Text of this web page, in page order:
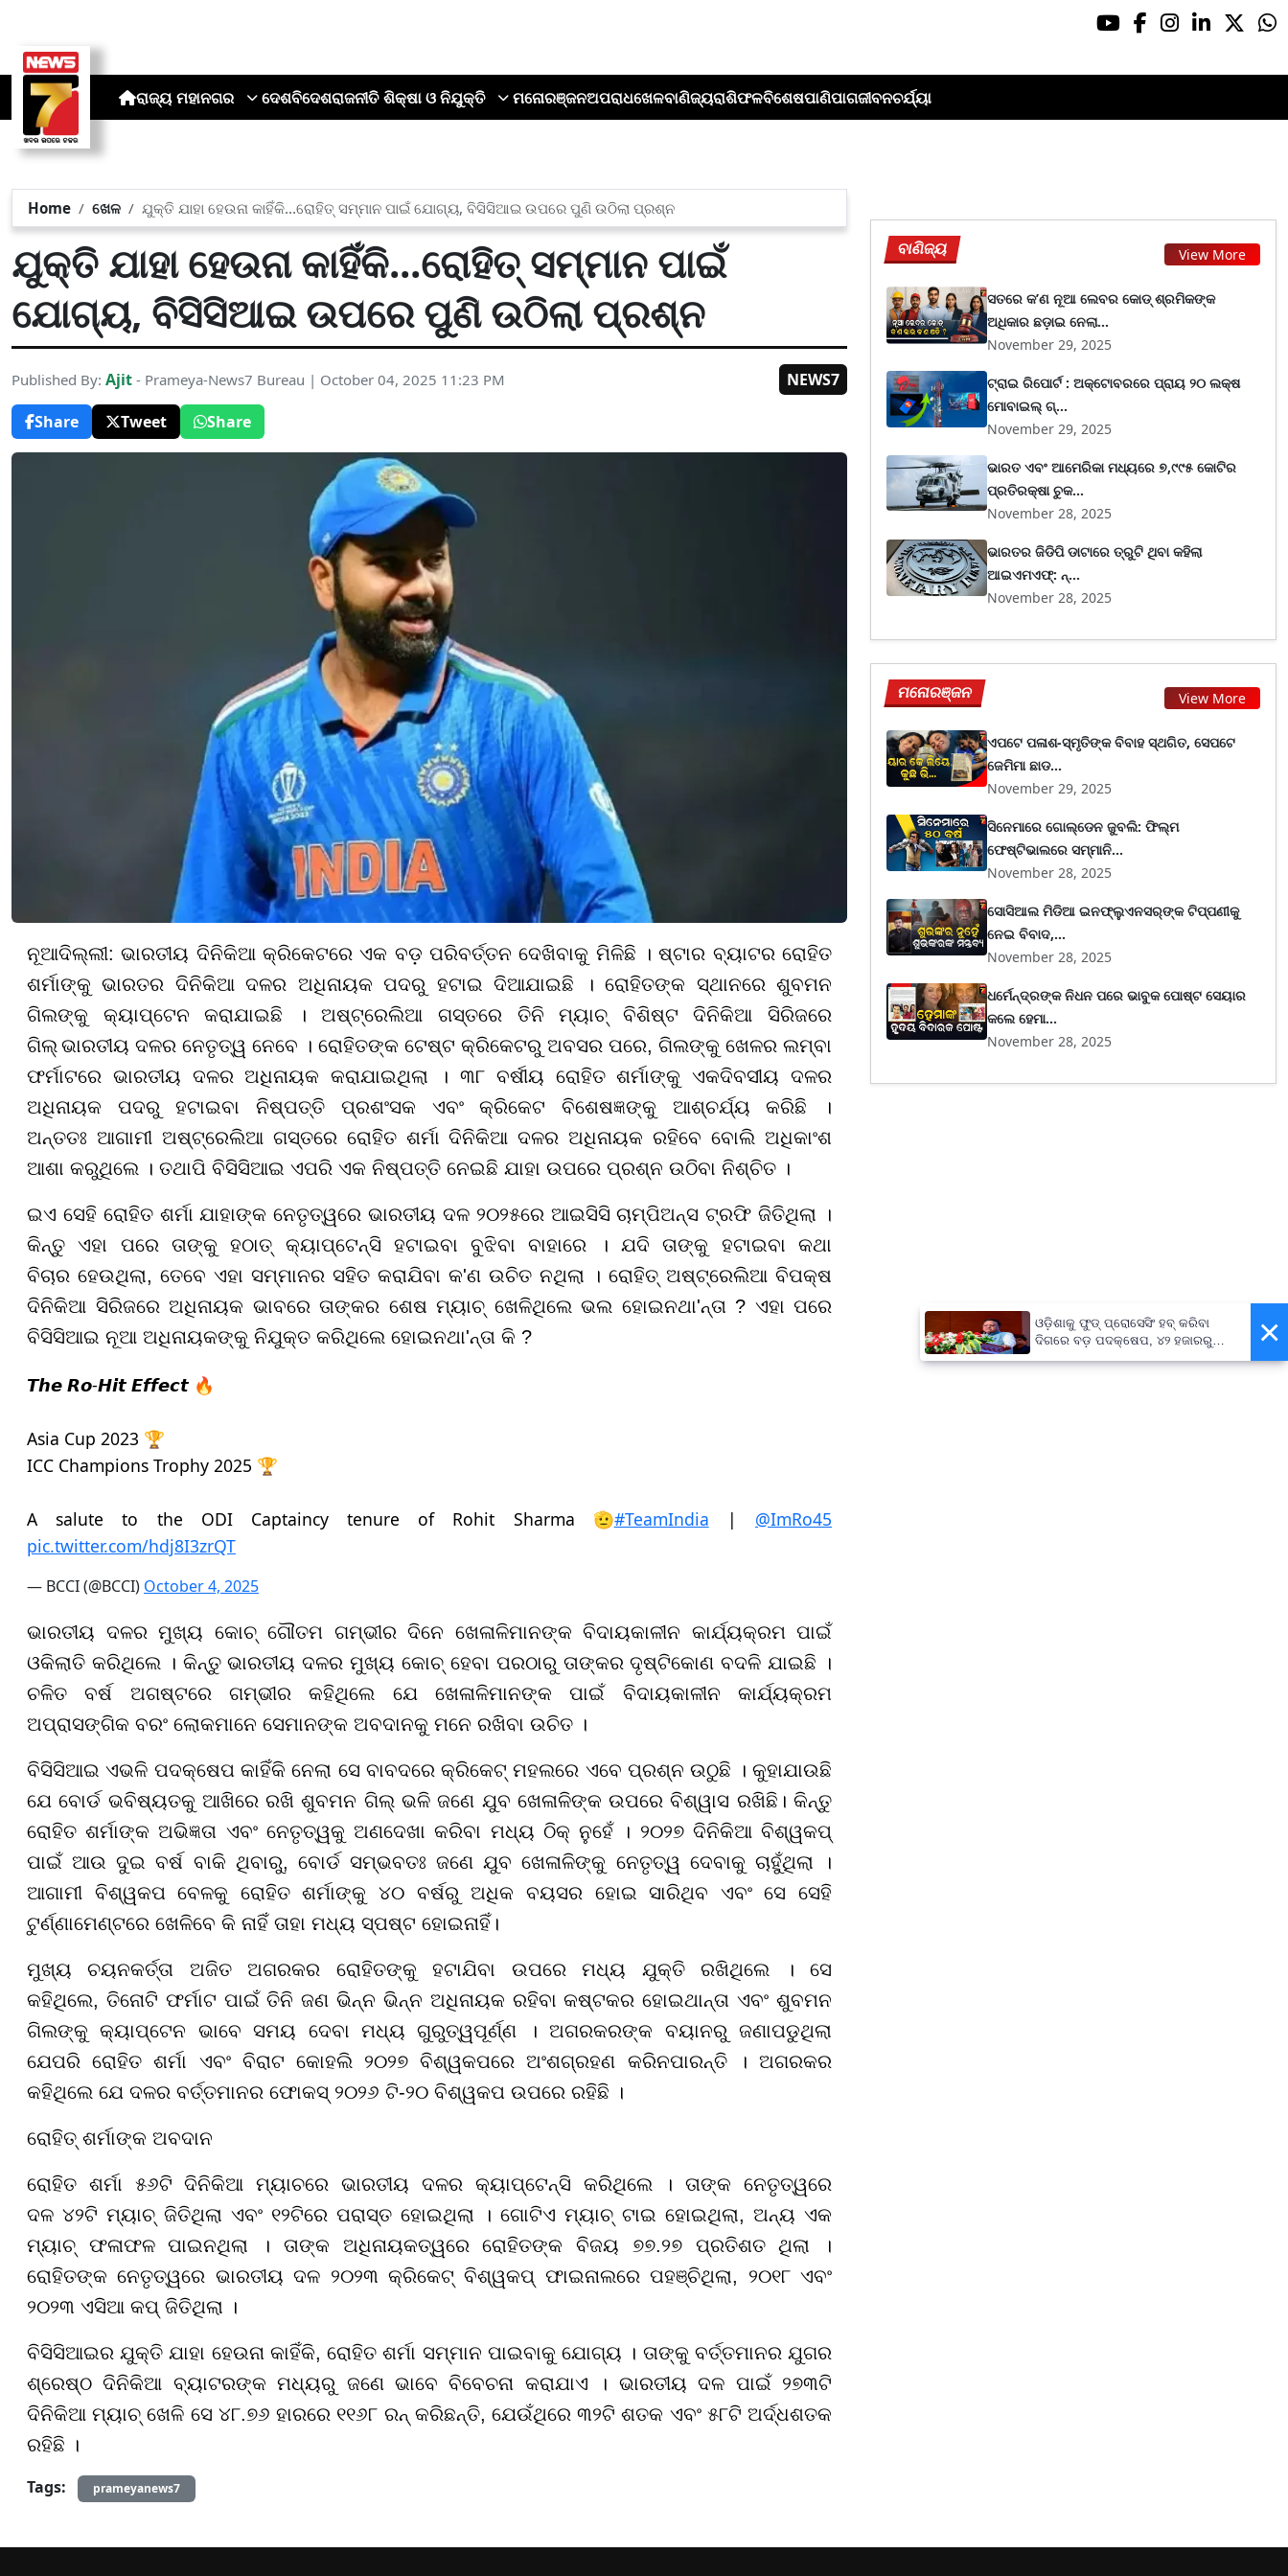
ରାଜ୍ୟ ମହାନଗର ଦେଶବିଦେଶରାଜନୀତି ଶିକ୍ଷା ଓ ନିଯୁକ୍ତି ମନୋରଞ୍ଜନଅପରାଧଖେଳବାଣିଜ୍ୟରାଶିଫଳବିଶେଷପାଣିପାଗଜୀବନଚର୍ଯ୍ୟା
Home ଖେଳ ଯୁକ୍ତି ଯାହା ହେଉନା କାହିଁକି...ରୋହିତ୍ ସମ୍ମାନ ପାଇଁ ଯୋଗ୍ୟ, ବିସିସିଆଇ ଉପରେ ପୁଣି ଉଠିଲା ପ୍ରଶ୍ନ
ଯୁକ୍ତି ଯାହା ହେଉନା କାହିଁକି...ରୋହିତ୍ ସମ୍ମାନ ପାଇଁ
ଯୋଗ୍ୟ, ବିସିସିଆଇ ଉପରେ ପୁଣି ଉଠିଲା ପ୍ରଶ୍ନ
Published By: Ajit - Prameya-News7 Bureau | October 04, 2025 11:23 PM
NEWS7
Share
Tweet Share
ନୂଆଦିଲ୍ଲୀ:ଭାରତୀୟ ଦିନିକିଆ କ୍ରିକେଟରେ ଏକ ବଡ଼ ପରିବର୍ତ୍ତନ ଦେଖିବାକୁ ମିଳିଛି । ଷ୍ଟାର ବ୍ୟାଟର ରୋହିତ
ଶର୍ମାଙ୍କୁ ଭାରତର ଦିନିକିଆ ଦଳର ଅଧିନାୟକ ପଦରୁ ହଟାଇ ଦିଆଯାଇଛି । ରୋହିତଙ୍କ ସ୍ଥାନରେ ଶୁବମନ
ଗିଲଙ୍କୁ କ୍ୟାପ୍ଟେନ କରାଯାଇଛି । ଅଷ୍ଟ୍ରେଲିଆ ଗସ୍ତରେ ତିନି ମ୍ୟାଚ୍ ବିଶିଷ୍ଟଦିନିକିଆସିରିଜରେ
ଗିଲ୍ ଭାରତୀୟ ଦଳର ନେତୃତ୍ୱ ନେବେ । ରୋହିତଙ୍କ ଟେଷ୍ଟ କ୍ରିକେଟରୁ ଅବସର ପରେ, ଗିଲଙ୍କୁ ଖେଳର ଲମ୍ବା
ଫର୍ମାଟରେ ଭାରତୀୟ ଦଳର ଅଧିନାୟକ କରାଯାଇଥିଲା । ୩୮ ବର୍ଷୀୟ ରୋହିତ ଶର୍ମାଙ୍କୁ ଏକଦିବସୀୟ ଦଳର
ଅଧିନାୟକ ପଦରୁ ହଟାଇବା ନିଷ୍ପତ୍ତି ପ୍ରଶଂସକ ଏବଂ କ୍ରିକେଟ ବିଶେଷଜ୍ଞଙ୍କୁ ଆଶ୍ଚର୍ଯ୍ୟ କରିଛି ।
ଅନ୍ତତଃ ଆଗାମୀ ଅଷ୍ଟ୍ରେଲିଆ ଗସ୍ତରେ ରୋହିତ ଶର୍ମାଦିନିକିଆଦଳର ଅଧିନାୟକ ରହିବେ ବୋଲି ଅଧିକାଂଶ
ଆଶା କରୁଥିଲେ । ତଥାପି ବିସିସିଆଇ ଏପରି ଏକ ନିଷ୍ପତ୍ତି ନେଇଛି ଯାହା ଉପରେ ପ୍ରଶ୍ନ ଉଠିବା ନିଶ୍ଚିତ ।
ଇଏ ସେହି ରୋହିତ ଶର୍ମା ଯାହାଙ୍କ ନେତୃତ୍ୱରେ ଭାରତୀୟ ଦଳ ୨୦୨୫ରେ ଆଇସିସି ଚାମ୍ପିଅନ୍ସ ଟ୍ରଫି ଜିତିଥିଲା ।
କିନ୍ତୁ ଏହା ପରେ ତାଙ୍କୁ ହଠାତ୍ କ୍ୟାପ୍ଟେନ୍ସି ହଟାଇବା ବୁଝିବା ବାହାରେ । ଯଦି ତାଙ୍କୁ ହଟାଇବା କଥା
ବିଚାର ହେଉଥିଲା, ତେବେ ଏହା ସମ୍ମାନର ସହିତ କରାଯିବା କ'ଣ ଉଚିତ ନଥିଲା । ରୋହିତ୍ ଅଷ୍ଟ୍ରେଲିଆ ବିପକ୍ଷ
ଦିନିକିଆ ସିରିଜରେ ଅଧିନାୟକ ଭାବରେ ତାଙ୍କର ଶେଷ ମ୍ୟାଚ୍ ଖେଳିଥିଲେ ଭଲ ହୋଇନଥା'ନ୍ତା ? ଏହା ପରେ
ବିସିସିଆଇ ନୂଆ ଅଧିନାୟକଙ୍କୁ ନିଯୁକ୍ତ କରିଥିଲେ ହୋଇନଥା'ନ୍ତା କି ?
𝙏𝙝𝙚 𝙍𝙤-𝙃𝙞𝙩 𝙀𝙛𝙛𝙚𝙘𝙩 🔥
Asia Cup 2023 🏆
ICC Champions Trophy 2025 🏆
A salute to the ODI Captaincy tenure of Rohit Sharma 🫡#TeamIndia | @ImRo45
pic.twitter.com/hdj8I3zrQT
— BCCI (@BCCI) October 4, 2025
ଭାରତୀୟ ଦଳର ମୁଖ୍ୟ କୋଚ୍ ଗୌତମ ଗମ୍ଭୀର ଦିନେ ଖେଳାଳିମାନଙ୍କ ବିଦାୟକାଳୀନ କାର୍ଯ୍ୟକ୍ରମ ପାଇଁ
ଓକିଲାତି କରିଥିଲେ । କିନ୍ତୁ ଭାରତୀୟ ଦଳର ମୁଖ୍ୟ କୋଚ୍ ହେବା ପରଠାରୁ ତାଙ୍କର ଦୃଷ୍ଟିକୋଣ ବଦଳି ଯାଇଛି ।
ଚଳିତ ବର୍ଷ ଅଗଷ୍ଟରେ
ଗମ୍ଭୀର କହିଥିଲେ ଯେ ଖେଳାଳିମାନଙ୍କ ପାଇଁ ବିଦାୟକାଳୀନ କାର୍ଯ୍ୟକ୍ରମ
ଅପ୍ରାସଙ୍ଗିକ ବରଂ ଲୋକମାନେ ସେମାନଙ୍କ ଅବଦାନକୁ ମନେ ରଖିବା ଉଚିତ ।
ବିସିସିଆଇ ଏଭଳି ପଦକ୍ଷେପ କାହିଁକି ନେଲା ସେ ବାବଦରେ କ୍ରିକେଟ୍ ମହଲରେ ଏବେ ପ୍ରଶ୍ନ ଉଠୁଛି । କୁହାଯାଉଛି
ଯେ ବୋର୍ଡ ଭବିଷ୍ୟତକୁ ଆଖିରେ ରଖି ଶୁବମନ ଗିଲ୍ ଭଳି ଜଣେ ଯୁବ ଖେଳାଳିଙ୍କ ଉପରେ ବିଶ୍ୱାସ ରଖିଛି। କିନ୍ତୁ
ରୋହିତ ଶର୍ମାଙ୍କ ଅଭିଜ୍ଞତା ଏବଂ ନେତୃତ୍ୱକୁ ଅଣଦେଖା କରିବା ମଧ୍ୟ ଠିକ୍ ନୁହେଁ । ୨୦୨୭ଦିନିକିଆବିଶ୍ୱକପ୍
ପାଇଁ ଆଉ ଦୁଇ ବର୍ଷ ବାକି ଥିବାରୁ, ବୋର୍ଡ ସମ୍ଭବତଃ ଜଣେ ଯୁବ ଖେଳାଳିଙ୍କୁ ନେତୃତ୍ୱ ଦେବାକୁ ଚାହୁଁଥିଲା ।
ଆଗାମୀ ବିଶ୍ୱକପ ବେଳକୁ
ରୋହିତ ଶର୍ମାଙ୍କୁ ୪୦ ବର୍ଷରୁ ଅଧିକ ବୟସର ହୋଇ ସାରିଥିବ ଏବଂ ସେ ସେହି
ଟୁର୍ଣ୍ଣାମେଣ୍ଟରେ ଖେଳିବେ କି ନାହିଁ ତାହା ମଧ୍ୟ ସ୍ପଷ୍ଟ ହୋଇନାହିଁ।
ମୁଖ୍ୟ ଚୟନକର୍ତ୍ତା ଅଜିତ ଅଗରକର ରୋହିତଙ୍କୁ ହଟାଯିବା ଉପରେ ମଧ୍ୟ ଯୁକ୍ତି ରଖିଥିଲେ । ସେ
କହିଥିଲେ, ତିନୋଟି ଫର୍ମାଟ ପାଇଁ ତିନି ଜଣ ଭିନ୍ନ ଭିନ୍ନ ଅଧିନାୟକ ରହିବା କଷ୍ଟକର ହୋଇଥାନ୍ତା ଏବଂ ଶୁବମନ
ଗିଲଙ୍କୁ କ୍ୟାପ୍ଟେନ ଭାବେ ସମୟ ଦେବା ମଧ୍ୟ ଗୁରୁତ୍ୱପୂର୍ଣ୍ଣ । ଅଗରକରଙ୍କ ବୟାନରୁ ଜଣାପଡୁଥିଲା
ଯେପରି ରୋହିତ ଶର୍ମା ଏବଂ ବିରାଟ କୋହଲି ୨୦୨୭ ବିଶ୍ୱକପରେ ଅଂଶଗ୍ରହଣ କରିନପାରନ୍ତି । ଅଗରକର
କହିଥିଲେ ଯେ ଦଳର ବର୍ତ୍ତମାନର ଫୋକସ୍ ୨୦୨୬ ଟି-୨୦ ବିଶ୍ୱକପ ଉପରେ ରହିଛି ।
ରୋହିତ୍ ଶର୍ମାଙ୍କ ଅବଦାନ
ରୋହିତ ଶର୍ମା ୫୬ଟି ଦିନିକିଆ ମ୍ୟାଚରେ ଭାରତୀୟ ଦଳର କ୍ୟାପ୍ଟେନ୍ସି କରିଥିଲେ । ତାଙ୍କ ନେତୃତ୍ୱରେ
ଦଳ ୪୨ଟି ମ୍ୟାଚ୍ ଜିତିଥିଲା ଏବଂ ୧୨ଟିରେ ପରାସ୍ତ ହୋଇଥିଲା । ଗୋଟିଏ ମ୍ୟାଚ୍ ଟାଇ ହୋଇଥିଲା, ଅନ୍ୟ ଏକ
ମ୍ୟାଚ୍ ଫଳାଫଳ ପାଇନଥିଲା । ତାଙ୍କ ଅଧିନାୟକତ୍ୱରେ ରୋହିତଙ୍କ ବିଜୟ ୭୭.୨୭ ପ୍ରତିଶତଥିଲା ।
ରୋହିତଙ୍କ ନେତୃତ୍ୱରେ ଭାରତୀୟ ଦଳ ୨୦୨୩ କ୍ରିକେଟ୍ ବିଶ୍ୱକପ୍ ଫାଇନାଲରେ ପହଞ୍ଚିଥିଲା, ୨୦୧୮ ଏବଂ
୨୦୨୩ ଏସିଆ କପ୍ ଜିତିଥିଲା ।
ବିସିସିଆଇର ଯୁକ୍ତି ଯାହା ହେଉନା କାହିଁକି,ରୋହିତ ଶର୍ମା ସମ୍ମାନ ପାଇବାକୁ ଯୋଗ୍ୟ । ତାଙ୍କୁ ବର୍ତ୍ତମାନର ଯୁଗର
ଶ୍ରେଷ୍ଠ ଦିନିକିଆ ବ୍ୟାଟରଙ୍କ ମଧ୍ୟରୁ ଜଣେ ଭାବେ ବିବେଚନା କରାଯାଏ । ଭାରତୀୟ ଦଳ ପାଇଁ ୨୭୩ଟି
ଦିନିକିଆ ମ୍ୟାଚ୍ ଖେଳି ସେ ୪୮.୭୬ ହାରରେ ୧୧୬୮ ରନ୍ କରିଛନ୍ତି, ଯେଉଁଥିରେ ୩୨ଟି ଶତକ ଏବଂ ୫୮ଟି ଅର୍ଦ୍ଧଶତକ
ରହିଛି ।
Tags:
prameyanews7
ବାଣିଜ୍ୟ View More
ସତରେ କ’ଣ ନୂଆ ଲେବର କୋଡ୍‌ ଶ୍ରମିକଙ୍କ
ଅଧିକାର ଛଡ଼ାଇ ନେଲା...
November 29, 2025
ଟ୍ରାଇ ରିପୋର୍ଟ : ଅକ୍ଟୋବରରେ ପ୍ରାୟ ୨୦ ଲକ୍ଷ
ମୋବାଇଲ୍ ଗ୍...
November 29, 2025
ଭାରତ ଏବଂ ଆମେରିକା ମଧ୍ୟରେ ୭,୯୯୫ କୋଟିର
ପ୍ରତିରକ୍ଷା ଚୁକ...
November 28, 2025
ଭାରତର ଜିଡିପି ଡାଟାରେ ତ୍ରୁଟି ଥିବା କହିଲା
ଆଇଏମଏଫ୍‌: ନ୍...
November 28, 2025
ମନୋରଞ୍ଜନ View More
ଏପଟେ ପଳାଶ-ସ୍ମୃତିଙ୍କ ବିବାହ ସ୍ଥଗିତ, ସେପଟେ
ଜେମିମା ଛାଡ...
November 29, 2025
ସିନେମାରେ ଗୋଲ୍ଡେନ ଜୁବଲି: ଫିଲ୍ମ
ଫେଷ୍ଟିଭାଲରେ ସମ୍ମାନି...
November 28, 2025
ସୋସିଆଲ ମିଡିଆ ଇନଫ୍ଲୁଏନସର୍‌ଙ୍କ ଟିପ୍ପଣୀକୁ
ନେଇ ବିବାଦ,...
November 28, 2025
ଧର୍ମେନ୍ଦ୍ରଙ୍କ ନିଧନ ପରେ ଭାବୁକ ପୋଷ୍ଟ ସେୟାର
କଲେ ହେମା...
November 28, 2025
×
ଓଡ଼ିଶାକୁ ଫୁଡ୍ ପ୍ରୋସେସିଂ ହବ୍ କରିବା
ଦିଗରେ ବଡ଼ ପଦକ୍ଷେପ, ୪୨ ହଜାରରୁ
ଅଧିକ ନିଯୁକ୍ତି ସୁଯୋଗ